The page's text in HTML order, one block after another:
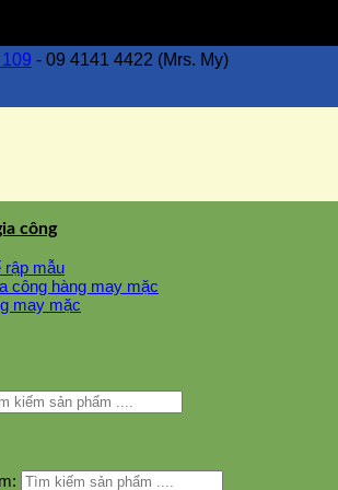
- 09 4141 4422 (Mrs. My)
công
rập mẫu
công hàng may mặc
may mặc